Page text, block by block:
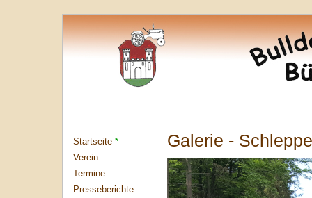
Startseite *
Verein
Termine
Presseberichte
Galerie -